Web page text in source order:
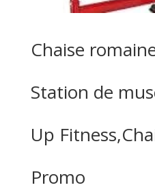
Chaise
Station de
Up
Promo